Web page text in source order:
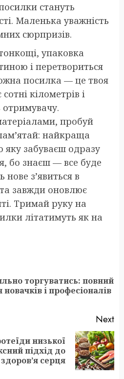
стануть
Маленька уважність
сюрпризів.
упаковка
і перетвориться
посилка — це твоя
кілометрів і
отримувачу.
пробуй
найкраща
забуваєш одразу
бо знаєш — все буде
з’явиться в
завжди оновлює
Тримай руку на
літатимуть як на
торгуватись: повний
і професіоналів
Next
низької
підхід до
здоров’я серця